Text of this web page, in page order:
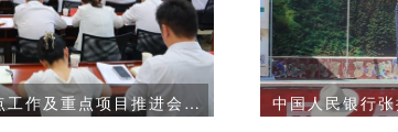
作及重点项目推进会议
中国人民银行